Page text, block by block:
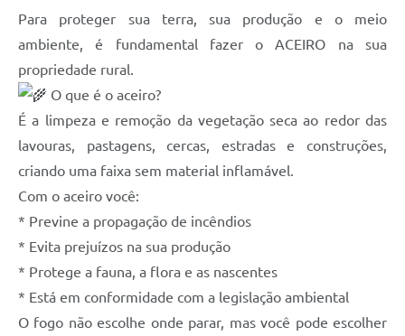
Para proteger sua terra, sua produção e o meio
ambiente, é fundamental fazer o ACEIRO na sua
propriedade rural.
O que é o aceiro?
É a limpeza e remoção da vegetação seca ao redor das
lavouras, pastagens, cercas, estradas e construções,
criando uma faixa sem material inflamável.
Com o aceiro você:
* Previne a propagação de incêndios
* Evita prejuízos na sua produção
* Protege a fauna, a flora e as nascentes
* Está em conformidade com a legislação ambiental
O fogo não escolhe onde parar, mas você pode escolher